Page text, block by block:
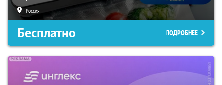
Россия
Бесплатно ПОДРОБНЕЕ